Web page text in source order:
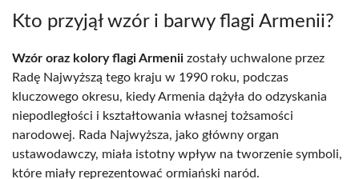
Kto przyjął wzór i barwy flagi Armenii?
Wzór oraz kolory flagi Armenii zostały uchwalone przez
Radę Najwyższą tego kraju w 1990 roku, podczas
kluczowego okresu, kiedy Armenia dążyła do odzyskania
niepodległości i kształtowania własnej tożsamości
narodowej. Rada Najwyższa, jako główny organ
ustawodawczy, miała istotny wpływ na tworzenie symboli,
które miały reprezentować ormiański naród.